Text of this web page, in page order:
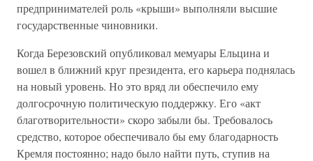
предпринимателей роль «крыши» выполняли высшие
государственные чиновники.
Когда Березовский опубликовал мемуары Ельцина и
вошел в ближний круг президента, его карьера поднялась
на новый уровень. Но это вряд ли обеспечило ему
долгосрочную политическую поддержку. Его «акт
благотворительности» скоро забыли бы. Требовалось
средство, которое обеспечивало бы ему благодарность
Кремля постоянно; надо было найти путь, ступив на